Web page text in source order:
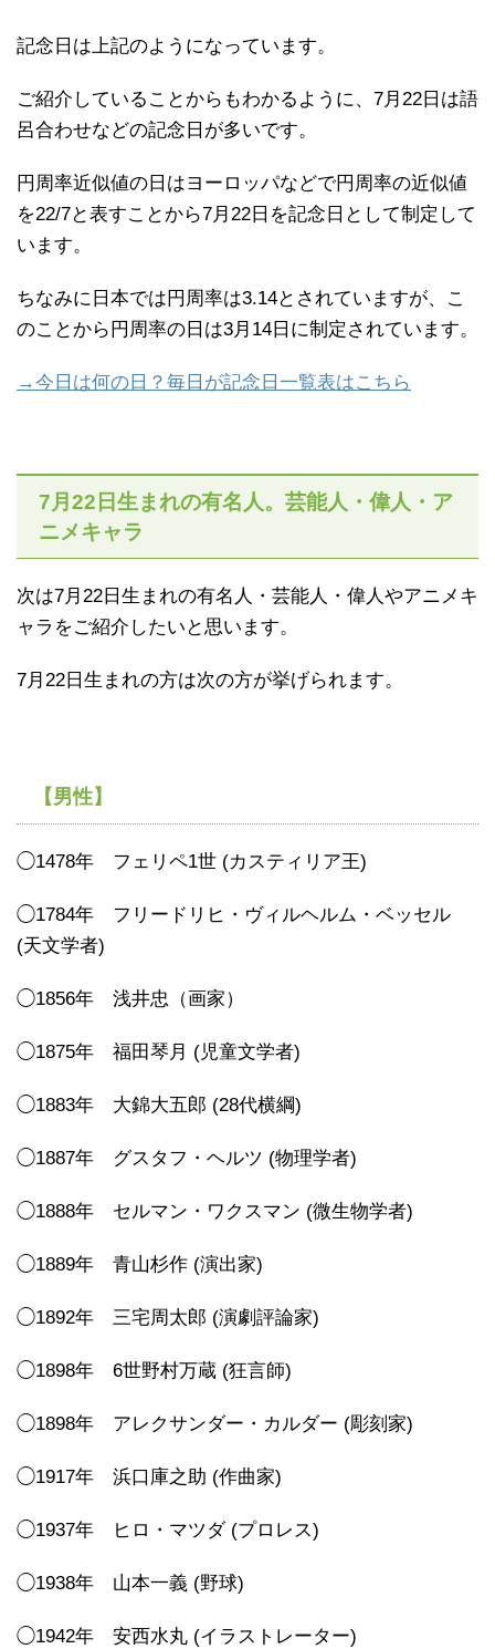
記念日は上記のようになっています。
ご紹介していることからもわかるように、7月22日は語
呂合わせなどの記念日が多いです。
円周率近似値の日はヨーロッパなどで円周率の近似値
を22/7と表すことから7月22日を記念日として制定して
います。
ちなみに日本では円周率は3.14とされていますが、こ
のことから円周率の日は3月14日に制定されています。
→今日は何の日？毎日が記念日一覧表はこちら
7月22日生まれの有名人。芸能人・偉人・ア
ニメキャラ
次は7月22日生まれの有名人・芸能人・偉人やアニメキ
ャラをご紹介したいと思います。
7月22日生まれの方は次の方が挙げられます。
【男性】
◯1478年 フェリペ1世 (カスティリア王)
◯1784年 フリードリヒ・ヴィルヘルム・ベッセル
(天文学者)
◯1856年 浅井忠（画家）
◯1875年 福田琴月 (児童文学者)
◯1883年 大錦大五郎 (28代横綱)
◯1887年 グスタフ・ヘルツ (物理学者)
◯1888年 セルマン・ワクスマン (微生物学者)
◯1889年 青山杉作 (演出家)
◯1892年 三宅周太郎 (演劇評論家)
◯1898年 6世野村万蔵 (狂言師)
◯1898年 アレクサンダー・カルダー (彫刻家)
◯1917年 浜口庫之助 (作曲家)
◯1937年 ヒロ・マツダ (プロレス)
◯1938年 山本一義 (野球)
◯1942年 安西水丸 (イラストレーター)